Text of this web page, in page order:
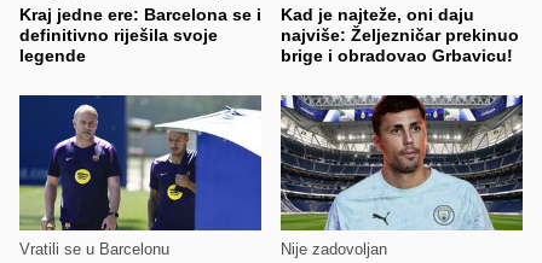
Kraj jedne ere: Barcelona se i
definitivno riješila svoje
legende
Kad je najteže, oni daju
najviše: Željezničar prekinuo
brige i obradovao Grbavicu!
Vratili se u Barcelonu Nije zadovoljan